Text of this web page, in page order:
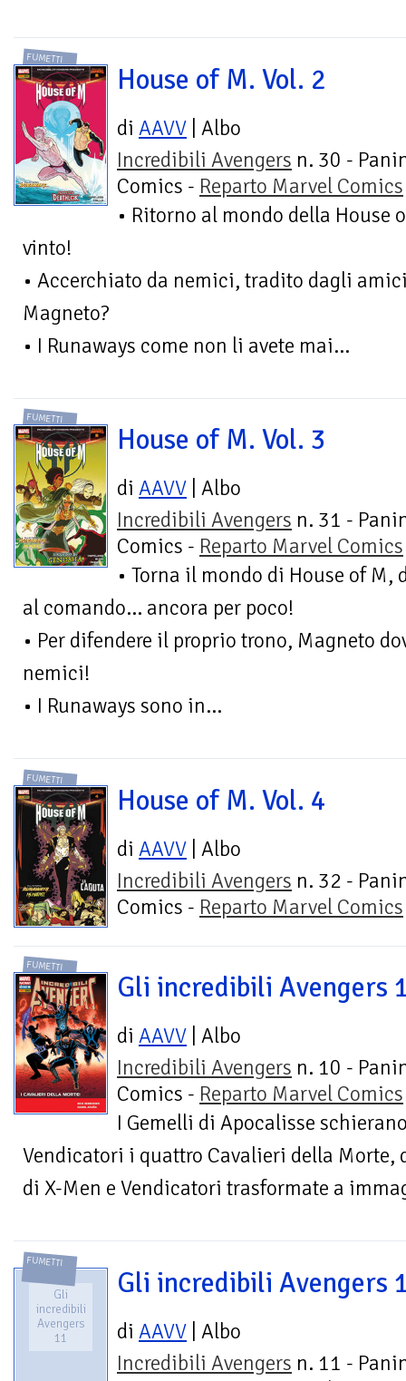
FUMETTI
House of M. Vol. 2
di AAVV | Albo
Incredibili Avengers n. 30 -
Comics - Reparto Marvel Comics
• Ritorno al mondo della House
vinto!
• Accerchiato da nemici, tradito dagli
Magneto?
• I Runaways come non li avete mai...
FUMETTI
House of M. Vol. 3
di AAVV | Albo
Incredibili Avengers n. 31 -
Comics - Reparto Marvel Comics
• Torna il mondo di House of M,
al comando... ancora per poco!
• Per difendere il proprio trono, Magneto
nemici!
• I Runaways sono in...
FUMETTI
House of M. Vol. 4
di AAVV | Albo
Incredibili Avengers n. 32 -
Comics - Reparto Marvel Comics
FUMETTI
Gli incredibili Avengers
di AAVV | Albo
Incredibili Avengers n. 10 -
Comics - Reparto Marvel Comics
I Gemelli di Apocalisse
Vendicatori i quattro Cavalieri della Morte,
di X-Men e Vendicatori trasformate a
FUMETTI
Gli
incredibili
Avengers
11
Gli incredibili Avengers
di AAVV | Albo
Incredibili Avengers n. 11 -